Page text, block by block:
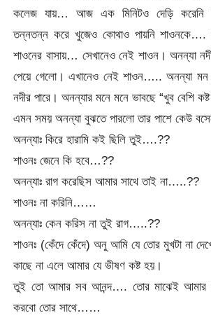
কলেজ যায়… আজ এক মিনিটও দেড়ি করেনি
তন্নতন্ন করে খুজেও কোথাও পায়নি শাওনকে….
শাওনের বাসায়… সেখানেও নেই শাওন। অনন্যা
পেয়ে গেলো। এখানেও নেই শাওন….. অনন্যা মন
নদীর পারে। অনন্যার মনে মনে ভাবছে “খুব বেশি
এমন সময় অনন্যা বুঝতে পারলো তার পাশে কেউ
অনন্যাঃ কিরে হারামি কই ছিলি তুই….??
শাওনঃ জেনে কি হবে…??
অনন্যাঃ রাগ করেছিস আমার সাথে তাই না…..??
শাওনঃ না করিনি……
অনন্যাঃ কেন করিস না তুই রাগ…..??
শাওনঃ (কেঁদে কেঁদে) অনু আমি যে তোর মুখটা না
কাছে না এলে আমার যে ভীষণ কষ্ট হয়।
তুই তো আমার সব আনন্দ…. তোর মাঝেই আমার
করবো তোর সাথে……